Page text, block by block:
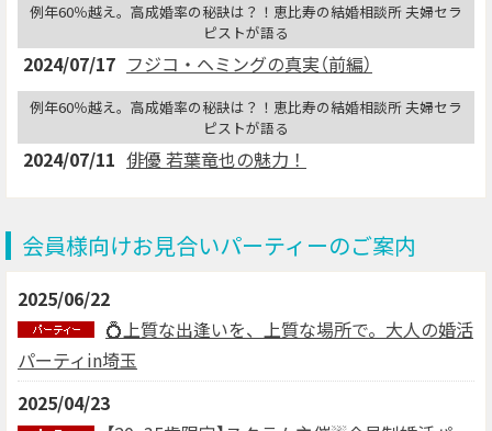
2024/07/17 フジコ・ヘミングの真実（前編）
例年60％越え。高成婚率の秘訣は？！恵比寿の結婚相談所 夫婦セラ
ピストが語る
2024/07/11 俳優 若葉竜也の魅力！
例年60％越え。高成婚率の秘訣は？！恵比寿の結婚相談所 夫婦セラ
ピストが語る
会員様向けお見合いパーティーのご案内
2025/06/22
💍上質な出逢いを、上質な場所で。大人の婚活
パーティin埼玉
2025/04/23